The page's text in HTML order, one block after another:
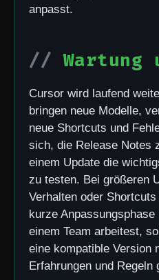
anpasst.
Wartung
Cursor wird laufend
bringen neue Modelle,
neue Shortcuts und
sich, die Release Notes
einem Update die
zu testen. Bei größeren
Verhalten oder
kurze
einem Team arbeitest,
eine kompatible Version
Erfahrungen und Regeln